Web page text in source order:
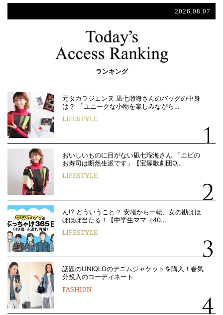
2026.08.07
ランキング
元タカラジェンヌ 凪七瑠海さんのバッグの中身
は？ 「ユニークな小物を楽しみながら…
LIFESTYLE
おいしいものに目がない凪七瑠海さん 「エビの
お寿司は断然生派です」【宝塚歌劇団O…
LIFESTYLE
ん!? どういうこと？ 安堵から一転、女の勘はほ
ぼほぼ当たる！【中学生ママ（40…
LIFESTYLE
話題のUNIQLOのデニムジャケットを購入！春気
分投入のコーディネート
FASHION